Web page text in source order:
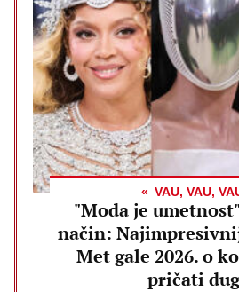
VAU, VAU,
"Moda je
način:
Met gale 2026. o
pričati